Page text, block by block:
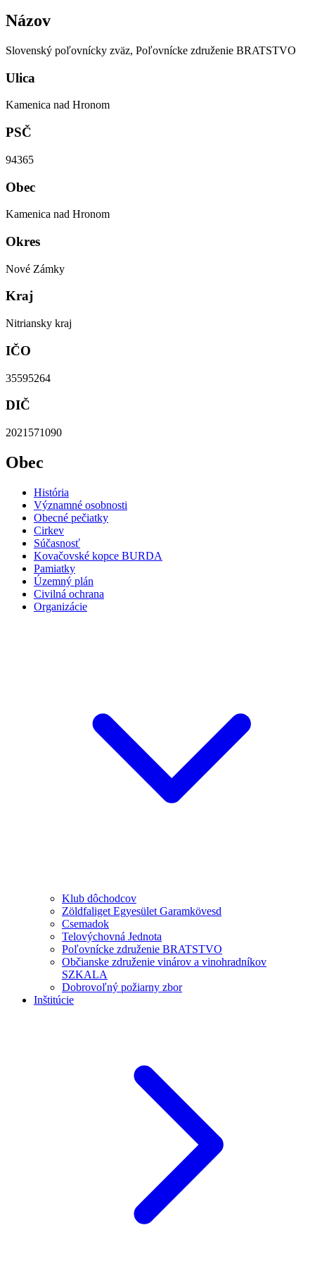
Názov
Slovenský poľovnícky zväz, Poľovnícke združenie BRATSTVO
Ulica
Kamenica nad Hronom
PSČ
94365
Obec
Kamenica nad Hronom
Okres
Nové Zámky
Kraj
Nitriansky kraj
IČO
35595264
DIČ
2021571090
Obec
História
Významné osobnosti
Obecné pečiatky
Cirkev
Súčasnosť
Kovačovské kopce BURDA
Pamiatky
Územný plán
Civilná ochrana
Organizácie
Klub dôchodcov
Zöldfaliget Egyesület Garamkövesd
Csemadok
Telovýchovná Jednota
Poľovnícke združenie BRATSTVO
Občianske združenie vinárov a vinohradníkov
SZKALA
Dobrovoľný požiarny zbor
Inštitúcie